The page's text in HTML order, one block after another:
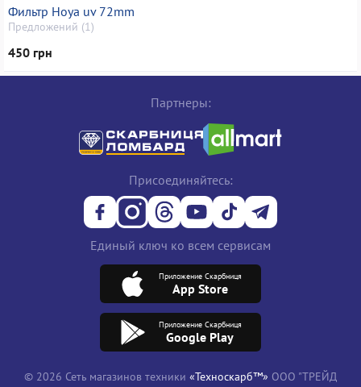
Фильтр Hoya uv 72mm
Предложений (1)
450 грн
Партнеры:
Присоединяйтесь:
Единый ключ ко всем сервисам
Приложение Скарбниця
App Store
Приложение Скарбниця
Google Play
© 2026 Сеть магазинов техники «Техноскарб™» ООО "ТРЕЙД